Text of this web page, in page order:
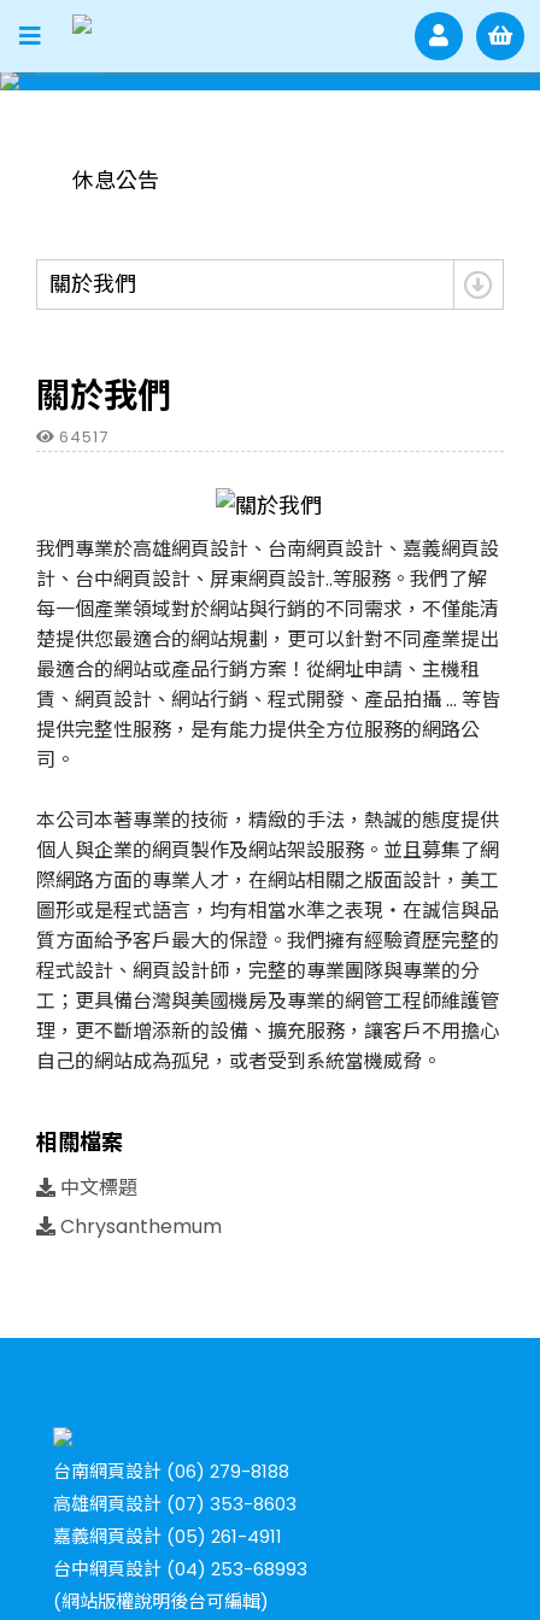
公司簡介
休息公告
休息公告
關於我們
關於我們
64517
我們專業於高雄網頁設計、台南網頁設計、嘉義網頁設
計、台中網頁設計、屏東網頁設計..等服務。我們了解
每一個產業領域對於網站與行銷的不同需求，不僅能清
楚提供您最適合的網站規劃，更可以針對不同產業提出
最適合的網站或產品行銷方案！從網址申請、主機租
賃、網頁設計、網站行銷、程式開發、產品拍攝 ... 等皆
提供完整性服務，是有能力提供全方位服務的網路公
司。
本公司本著專業的技術，精緻的手法，熱誠的態度提供
個人與企業的網頁製作及網站架設服務。並且募集了網
際網路方面的專業人才，在網站相關之版面設計，美工
圖形或是程式語言，均有相當水準之表現‧在誠信與品
質方面給予客戶最大的保證。我們擁有經驗資歷完整的
程式設計、網頁設計師，完整的專業團隊與專業的分
工；更具備台灣與美國機房及專業的網管工程師維護管
理，更不斷增添新的設備、擴充服務，讓客戶不用擔心
自己的網站成為孤兒，或者受到系統當機威脅。
相關檔案
中文標題
Chrysanthemum
台南網頁設計 (06) 279-8188
高雄網頁設計 (07) 353-8603
嘉義網頁設計 (05) 261-4911
台中網頁設計 (04) 253-68993
(網站版權說明後台可編輯)